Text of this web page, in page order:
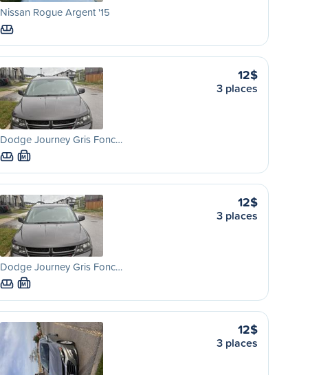
Nissan Rogue Argent '15
Dodge Journey Gris Fonc…
M
12$
3 places
Dodge Journey Gris Fonc…
M
12$
3 places
12$
3 places